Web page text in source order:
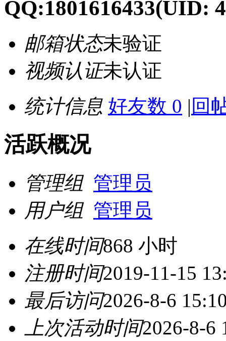
QQ:1801616433(UID:
邮箱状态未验证
视频认证未认证
统计信息 好友数 0 | 回
活跃概况
管理组 管理员
用户组 管理员
在线时间868 小时
注册时间2019-11-15
最后访问2026-8-6
上次活动时间2026-8-6